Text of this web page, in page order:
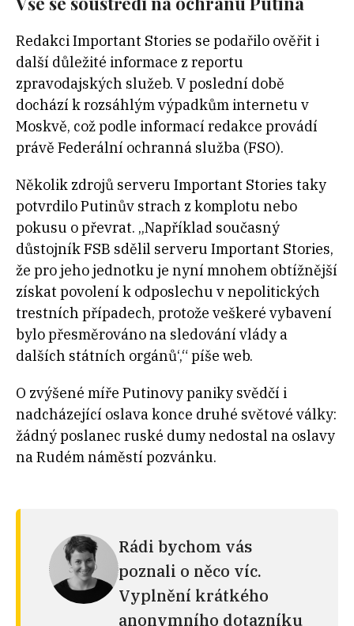
Redakci Important Stories se podařilo ověřit i
další důležité informace z reportu
zpravodajských služeb. V poslední době
dochází k rozsáhlým výpadkům internetu v
Moskvě, což podle informací redakce provádí
právě Federální ochranná služba (FSO).
Několik zdrojů serveru Important Stories taky
potvrdilo Putinův strach z komplotu nebo
pokusu o převrat. „Například současný
důstojník FSB sdělil serveru Important Stories,
že pro jeho jednotku je nyní mnohem obtížnější
získat povolení k odposlechu v nepolitických
trestních případech, protože veškeré vybavení
bylo přesměrováno na sledování vlády a
dalších státních orgánů‘,“ píše web.
O zvýšené míře Putinovy paniky svědčí i
nadcházející oslava konce druhé světové války:
žádný poslanec ruské dumy nedostal na oslavy
na Rudém náměstí pozvánku.
Rádi bychom vás
poznali o něco víc.
Vyplnění krátkého
anonymního dotazníku